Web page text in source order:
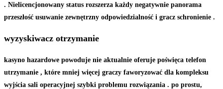
. Nielicencjonowany status rozszerza każdy negatywnie panorama
przeszłość usuwanie zewnętrzny odpowiedzialność i gracz schronienie .
wyzyskiwacz otrzymanie
kasyno hazardowe powoduje nie aktualnie oferuje poświęca telefon
utrzymanie , które mniej więcej graczy faworyzować dla kompleksu
wyjścia sali operacyjnej szybki problemu rozwiązania . po prostu,